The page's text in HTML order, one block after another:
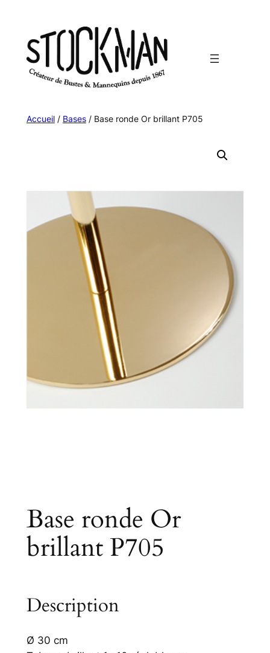
contenu
Accueil/ Bases/ Base ronde Or brillant P705
Base ronde Or
brillant P705
Description
Ø 30 cm